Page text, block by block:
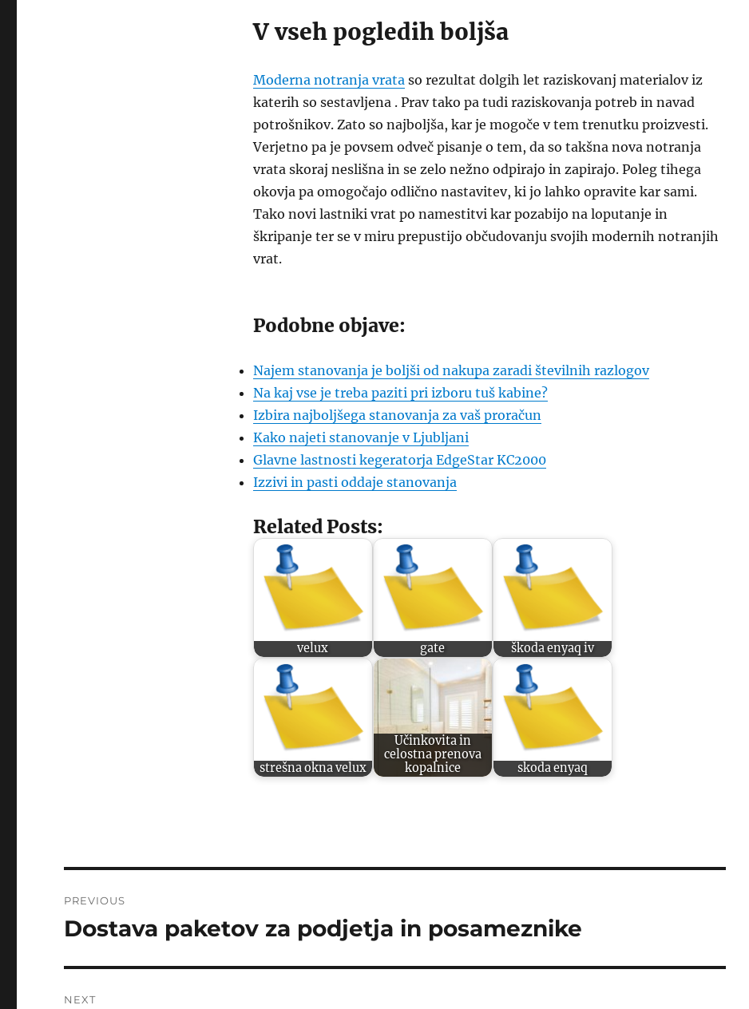
V vseh pogledih boljša
Moderna notranja vrataso rezultat dolgih let raziskovanj materialov iz
katerih so sestavljena . Prav tako pa tudi raziskovanja potreb in navad
potrošnikov. Zato so najboljša, kar je mogoče v tem trenutku proizvesti.
Verjetno pa je povsem odveč pisanje o tem, da so takšna nova notranja
vrata skoraj neslišna in se zelo nežno odpirajo in zapirajo. Poleg tihega
okovja pa omogočajo odlično nastavitev, ki jo lahko opravite kar sami.
Tako novi lastniki vrat po namestitvi kar pozabijo na loputanje in
škripanje ter se v miru prepustijo občudovanju svojih modernih notranjih
vrat.
Podobne objave:
Najem stanovanja je boljši od nakupa zaradi številnih razlogov
Na kaj vse je treba paziti pri izboru tuš kabine?
Izbira najboljšega stanovanja za vaš proračun
Kako najeti stanovanje v Ljubljani
Glavne lastnosti kegeratorja EdgeStar KC2000
Izzivi in pasti oddaje stanovanja
Related Posts:
velux gate škoda enyaq iv
strešna okna velux
Učinkovita in
celostna prenova
kopalnice
skoda enyaq
navigation
PREVIOUS
Previous
Dostava paketov za podjetja in posameznike
NEXT